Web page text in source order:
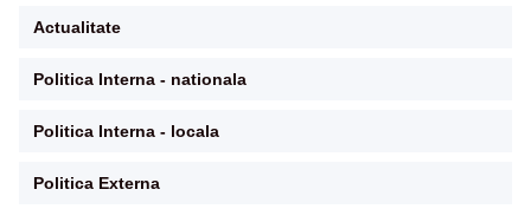
Actualitate
Politica Interna - nationala
Politica Interna - locala
Politica Externa